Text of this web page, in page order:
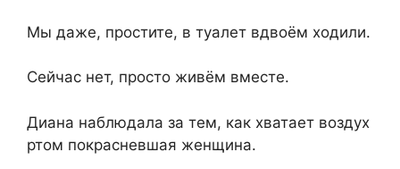
Мы даже, простите, в туалет вдвоём ходили.
Сейчас нет, просто живём вместе.
Диана наблюдала за тем, как хватает воздух
ртом покрасневшая женщина.